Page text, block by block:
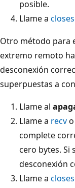
posible.
Llame a
Otro método para
extremo remoto
desconexión
superpuestas a
Llame al
Llame a recvo
complete
cero bytes. Si
desconexión
Llame a